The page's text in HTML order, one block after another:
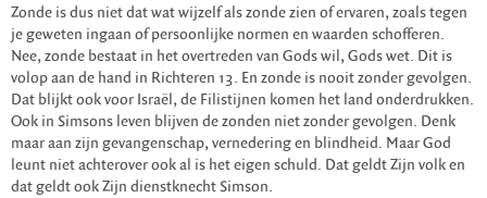
Zonde is dus niet dat wat wijzelf als zonde zien of ervaren, zoals tegen
je geweten ingaan of persoonlijke normen en waarden schofferen.
Nee, zonde bestaat in het overtreden van Gods wil, Gods wet. Dit is
volop aan de hand in Richteren 13. En zonde is nooit zonder gevolgen.
Dat blijkt ook voor Israël, de Filistijnen komen het land onderdrukken.
Ook in Simsons leven blijven de zonden niet zonder gevolgen. Denk
maar aan zijn gevangenschap, vernedering en blindheid. Maar God
leunt niet achterover ook al is het eigen schuld. Dat geldt Zijn volk en
dat geldt ook Zijn dienstknecht Simson.